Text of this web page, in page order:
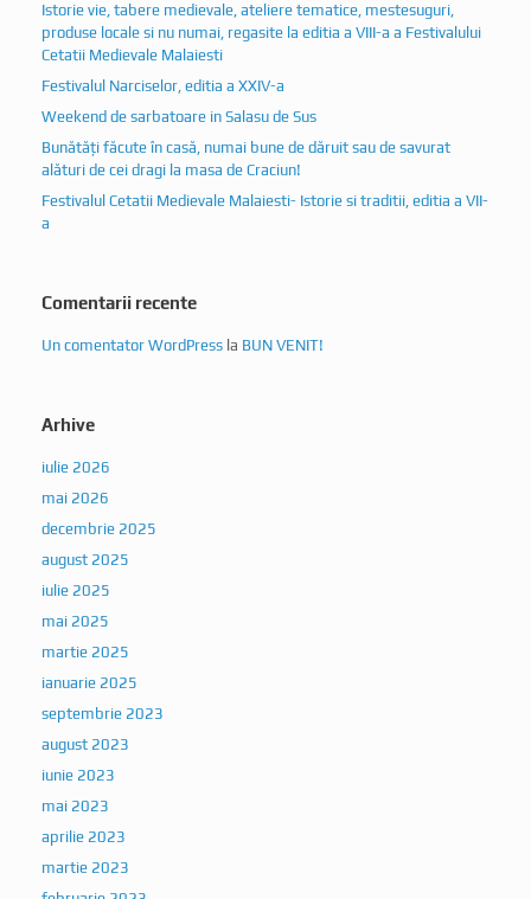
Istorie vie, tabere medievale, ateliere tematice, mestesuguri,
produse locale si nu numai, regasite la editia a VIII-a a Festivalului
Cetatii Medievale Malaiesti
Festivalul Narciselor, editia a XXIV-a
Weekend de sarbatoare in Salasu de Sus
Bunătăți făcute în casă, numai bune de dăruit sau de savurat
alături de cei dragi la masa de Craciun!
Festivalul Cetatii Medievale Malaiesti- Istorie si traditii, editia a VII-
a
Comentarii recente
Un comentator WordPress la BUN VENIT!
Arhive
iulie 2026
mai 2026
decembrie 2025
august 2025
iulie 2025
mai 2025
martie 2025
ianuarie 2025
septembrie 2023
august 2023
iunie 2023
mai 2023
aprilie 2023
martie 2023